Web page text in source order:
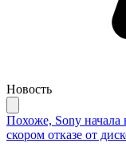
Новость
Похоже, Sony
скором отказе от